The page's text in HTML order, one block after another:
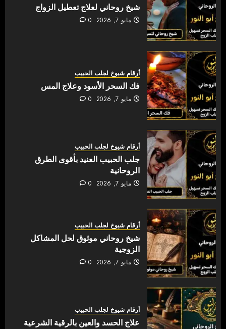
شيخ روحاني لعلاج تعطيل الزواج
مايو 7, 2026 0
أرقام شيوخ لجلب الحبيب
فك السحر الأسود وعلاج المس
مايو 7, 2026 0
أرقام شيوخ لجلب الحبيب
جلب الحبيب العنيد بأقوى الطرق
الروحانية
مايو 7, 2026 0
أرقام شيوخ لجلب الحبيب
شيخ روحاني موثوق لحل المشاكل
الزوجية
مايو 7, 2026 0
أرقام شيوخ لجلب الحبيب
علاج الحسد والعين بالرقية الشرعية